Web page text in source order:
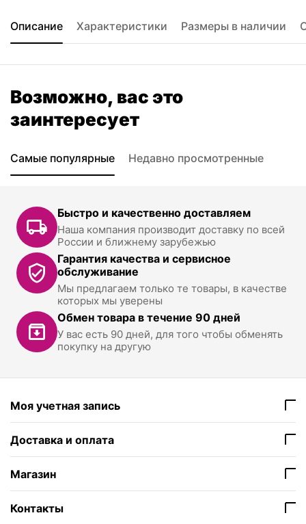
Описание Характеристики Размеры в наличии
Возможно, вас это
заинтересует
Самые популярные Недавно просмотренные
Быстро и качественно доставляем
Наша компания производит доставку по всей
России и ближнему зарубежью
Гарантия качества и сервисное
обслуживание
Мы предлагаем только те товары, в качестве
которых мы уверены
Обмен товара в течение 90 дней
У вас есть 90 дней, для того чтобы обменять
покупку на другую
Моя учетная запись
Доставка и оплата
Магазин
Контакты